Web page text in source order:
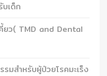
เด็ก
ยว( TMD and Dental
มสำหรับผู้ป่วยโรคมะเร็ง